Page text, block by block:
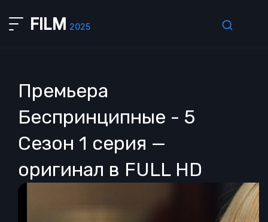
FILM 2025
Премьера
Беспринципные - 5
Сезон 1 серия —
оригинал в FULL HD